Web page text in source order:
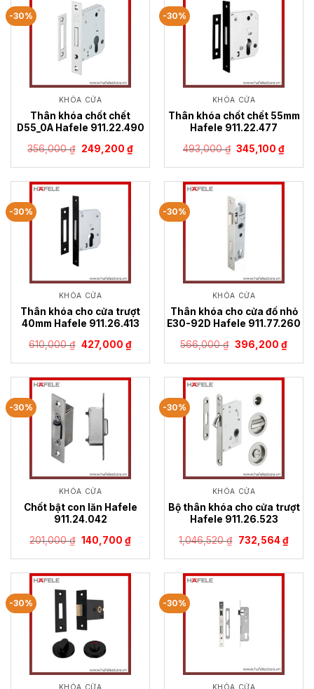
-30%
KHÓA CỬA
Thân khóa chốt chết
D55_0A Hafele 911.22.490
356,000₫ Giá
là:
249,200 ₫Giá
hiện
tại
249,200 ₫.
-30%
KHÓA CỬA
Thân khóa chốt chết 55mm
Hafele 911.22.477
493,000₫ Giá
là:
345,100₫Giá
tại
-30%
KHÓA CỬA
Thân khóa cho cửa trượt
40mm Hafele 911.26.413
610,000₫ Giá
là:
427,000 ₫Giá
hiện
tại
427,000 ₫.
-30%
KHÓA CỬA
Thân khóa cho cửa đố nhỏ
E30-92D Hafele 911.77.260
566,000₫ Giá
là:
396,200 ₫Giá
hiện
tại
-30%
KHÓA CỬA
Chốt bật con lăn Hafele
911.24.042
201,000₫ Giá
là:
140,700 ₫Giá
hiện
tại
140,700 ₫.
-30%
KHÓA CỬA
Bộ thân khóa cho cửa trượt
Hafele 911.26.523
1,046,520₫ Giá
là:
732,564₫Giá
hiện
tại
-30%
KHÓA CỬA
-30%
KHÓA CỬA